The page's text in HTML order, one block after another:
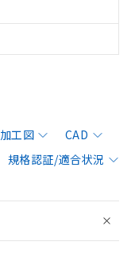
工図
CAD
規格認証/適合状況